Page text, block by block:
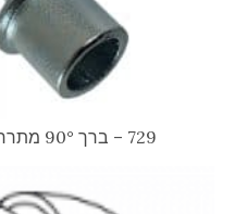
729 – ברך 90° מתרחבת לחיבור בקו אפס